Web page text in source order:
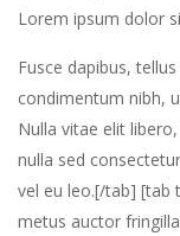
Lorem ipsum dolor
Fusce dapibus,
condimentum nibh,
Nulla vitae elit
nulla sed
vel eu leo.[/tab] [tab
metus auctor